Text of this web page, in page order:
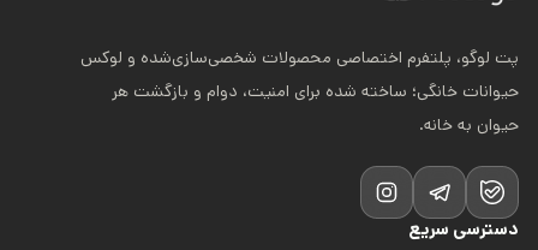
پت لوگو، پلتفرم اختصاصی محصولات شخصی‌سازی‌شده و لوکس
حیوانات خانگی؛ ساخته شده برای امنیت، دوام و بازگشت هر
حیوان به خانه.
دسترسی سریع